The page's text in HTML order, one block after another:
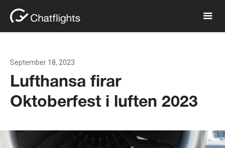
September 18, 2023
Lufthansa firar
Oktoberfest i luften 2023